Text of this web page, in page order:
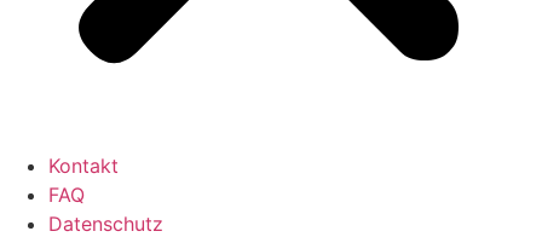
Kontakt
FAQ
Datenschutz